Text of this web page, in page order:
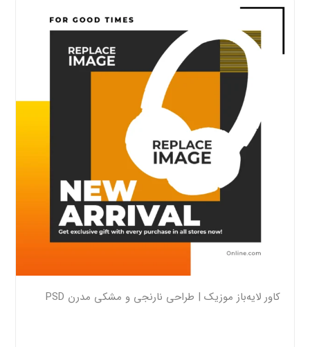
کاور لایه‌باز موزیک | طراحی نارنجی و مشکی مدرن PSD